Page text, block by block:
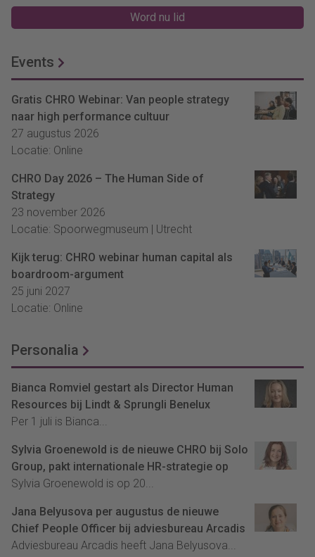
Word nu lid
Events
Gratis CHRO Webinar: Van people strategy
naar high performance cultuur
27 augustus 2026
Locatie: Online
CHRO Day 2026 – The Human Side of
Strategy
23 november 2026
Locatie: Spoorwegmuseum | Utrecht
Kijk terug: CHRO webinar human capital als
boardroom-argument
25 juni 2027
Locatie: Online
Personalia
Bianca Romviel gestart als Director Human
Resources bij Lindt & Sprungli Benelux
Per 1 juli is Bianca...
Sylvia Groenewold is de nieuwe CHRO bij Solo
Group, pakt internationale HR-strategie op
Sylvia Groenewold is op 20...
Jana Belyusova per augustus de nieuwe
Chief People Officer bij adviesbureau Arcadis
Adviesbureau Arcadis heeft Jana Belyusova...